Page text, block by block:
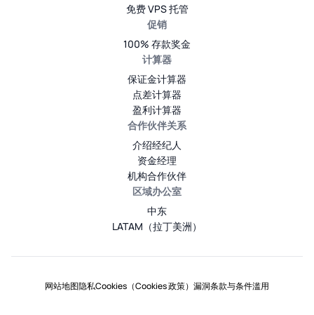
免费 VPS 托管
促销
100% 存款奖金
计算器
保证金计算器
点差计算器
盈利计算器
合作伙伴关系
介绍经纪人
资金经理
机构合作伙伴
区域办公室
中东
LATAM（拉丁美洲）
网站地图隐私Cookies（Cookies 政策） 漏洞条款与条件滥用